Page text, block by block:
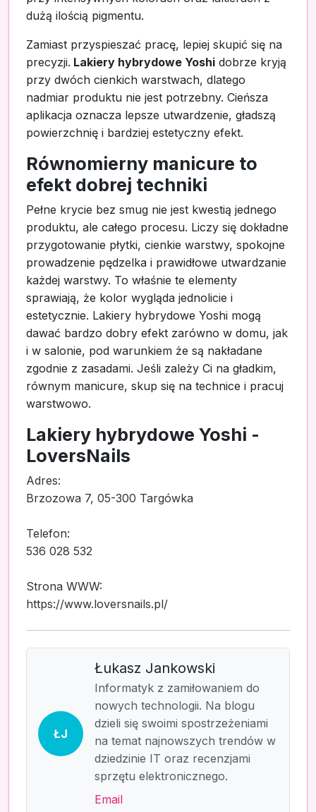
dużą ilością pigmentu.
Zamiast przyspieszać pracę, lepiej skupić się na
precyzji. Lakiery hybrydowe Yoshi dobrze kryją
przy dwóch cienkich warstwach, dlatego
nadmiar produktu nie jest potrzebny. Cieńsza
aplikacja oznacza lepsze utwardzenie, gładszą
powierzchnię i bardziej estetyczny efekt.
Równomierny manicure to
efekt dobrej techniki
Pełne krycie bez smug nie jest kwestią jednego
produktu, ale całego procesu. Liczy się dokładne
przygotowanie płytki, cienkie warstwy, spokojne
prowadzenie pędzelka i prawidłowe utwardzanie
każdej warstwy. To właśnie te elementy
sprawiają, że kolor wygląda jednolicie i
estetycznie. Lakiery hybrydowe Yoshi mogą
dawać bardzo dobry efekt zarówno w domu, jak
i w salonie, pod warunkiem że są nakładane
zgodnie z zasadami. Jeśli zależy Ci na gładkim,
równym manicure, skup się na technice i pracuj
warstwowo.
Lakiery hybrydowe Yoshi -
LoversNails
Adres:
Brzozowa 7, 05-300 Targówka
Telefon:
536 028 532
Strona WWW:
https://www.loversnails.pl/
ŁJ
Łukasz Jankowski
Informatyk z zamiłowaniem do
nowych technologii. Na blogu
dzieli się swoimi spostrzeżeniami
na temat najnowszych trendów w
dziedzinie IT oraz recenzjami
sprzętu elektronicznego.
Email